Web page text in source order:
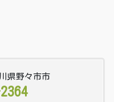
県野々市市